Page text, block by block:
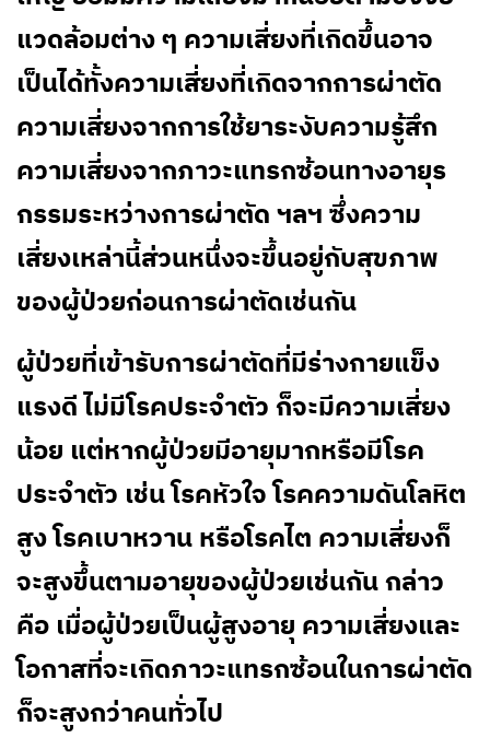
แวดล้อมต่าง ๆ ความเสี่ยงที่เกิดขึ้นอาจ
เป็นได้ทั้งความเสี่ยงที่เกิดจากการผ่าตัด
ความเสี่ยงจากการใช้ยาระงับความรู้สึก
ความเสี่ยงจากภาวะแทรกซ้อนทางอายุร
กรรมระหว่างการผ่าตัด ฯลฯ ซึ่งความ
เสี่ยงเหล่านี้ส่วนหนึ่งจะขึ้นอยู่กับสุขภาพ
ของผู้ป่วยก่อนการผ่าตัดเช่นกัน
ผู้ป่วยที่เข้ารับการผ่าตัดที่มีร่างกายแข็ง
แรงดี ไม่มีโรคประจำตัว ก็จะมีความเสี่ยง
น้อย แต่หากผู้ป่วยมีอายุมากหรือมีโรค
ประจำตัว เช่น โรคหัวใจ โรคความดันโลหิต
สูง โรคเบาหวาน หรือโรคไต ความเสี่ยงก็
จะสูงขึ้นตามอายุของผู้ป่วยเช่นกัน กล่าว
คือ เมื่อผู้ป่วยเป็นผู้สูงอายุ ความเสี่ยงและ
โอกาสที่จะเกิดภาวะแทรกซ้อนในการผ่าตัด
ก็จะสูงกว่าคนทั่วไป